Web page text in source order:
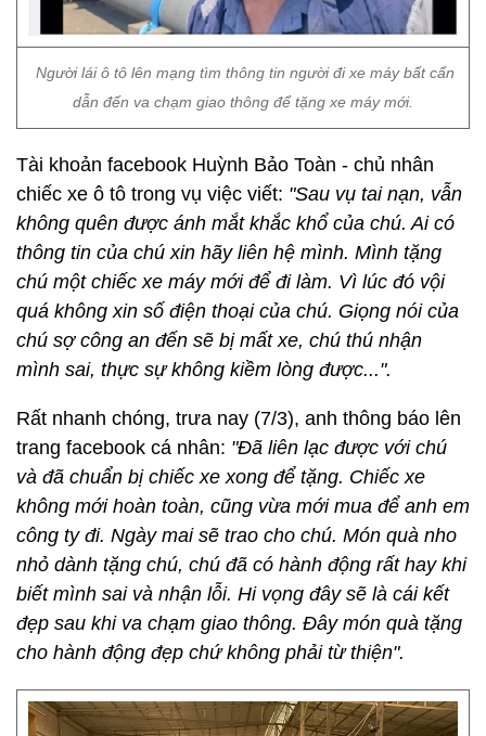
Người lái ô tô lên mạng tìm thông tin người đi xe máy bất cẩn
dẫn đến va chạm giao thông để tặng xe máy mới.
Tài khoản facebook Huỳnh Bảo Toàn - chủ nhân
chiếc xe ô tô trong vụ việc viết: "Sau vụ tai nạn, vẫn
không quên được ánh mắt khắc khổ của chú. Ai có
thông tin của chú xin hãy liên hệ mình. Mình tặng
chú một chiếc xe máy mới để đi làm. Vì lúc đó vội
quá không xin số điện thoại của chú. Giọng nói của
chú sợ công an đến sẽ bị mất xe, chú thú nhận
mình sai, thực sự không kiềm lòng được...".
Rất nhanh chóng, trưa nay (7/3), anh thông báo lên
trang facebook cá nhân: "Đã liên lạc được với chú
và đã chuẩn bị chiếc xe xong để tặng. Chiếc xe
không mới hoàn toàn, cũng vừa mới mua để anh em
công ty đi. Ngày mai sẽ trao cho chú. Món quà nho
nhỏ dành tặng chú, chú đã có hành động rất hay khi
biết mình sai và nhận lỗi. Hi vọng đây sẽ là cái kết
đẹp sau khi va chạm giao thông. Đây món quà tặng
cho hành động đẹp chứ không phải từ thiện".